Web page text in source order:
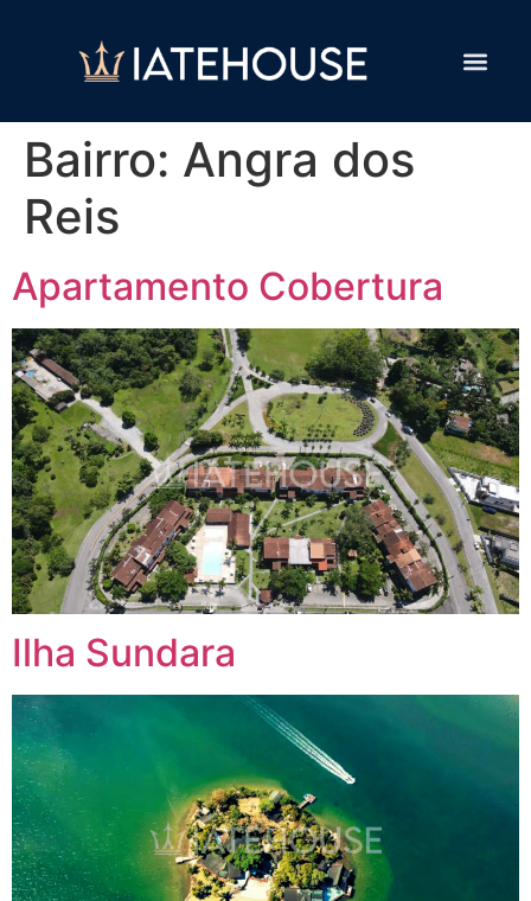
Bairro: Angra dos
Reis
Apartamento Cobertura
Ilha Sundara